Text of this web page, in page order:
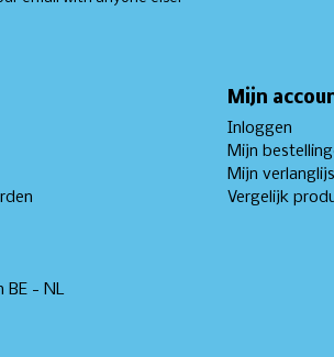
BE - NL
Mijn
Inloggen
Mijn
Mijn
Vergelijk